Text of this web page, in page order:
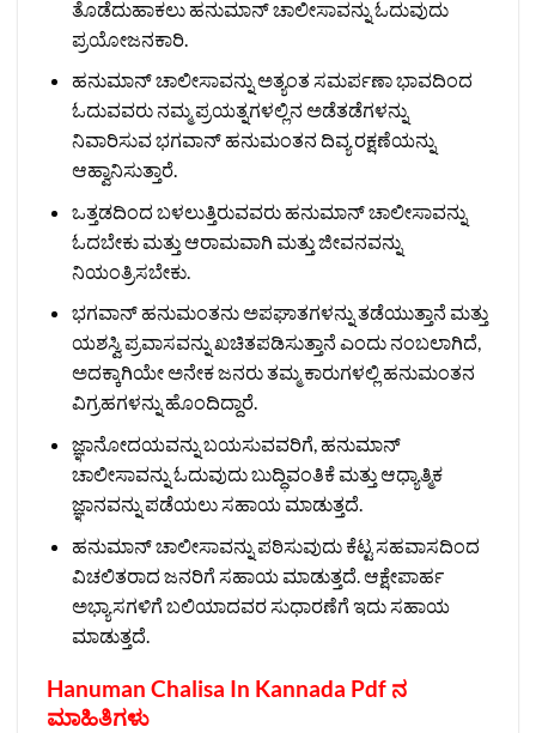
ತೊಡೆದುಹಾಕಲು ಹನುಮಾನ್ ಚಾಲೀಸಾವನ್ನು ಓದುವುದು
ಪ್ರಯೋಜನಕಾರಿ.
ಹನುಮಾನ್ ಚಾಲೀಸಾವನ್ನು ಅತ್ಯಂತ ಸಮರ್ಪಣಾ ಭಾವದಿಂದ
ಓದುವವರು ನಮ್ಮ ಪ್ರಯತ್ನಗಳಲ್ಲಿನ ಅಡೆತಡೆಗಳನ್ನು
ನಿವಾರಿಸುವ ಭಗವಾನ್ ಹನುಮಂತನ ದಿವ್ಯ ರಕ್ಷಣೆಯನ್ನು
ಆಹ್ವಾನಿಸುತ್ತಾರೆ.
ಒತ್ತಡದಿಂದ ಬಳಲುತ್ತಿರುವವರು ಹನುಮಾನ್ ಚಾಲೀಸಾವನ್ನು
ಓದಬೇಕು ಮತ್ತು ಆರಾಮವಾಗಿ ಮತ್ತು ಜೀವನವನ್ನು
ನಿಯಂತ್ರಿಸಬೇಕು.
ಭಗವಾನ್ ಹನುಮಂತನು ಅಪಘಾತಗಳನ್ನು ತಡೆಯುತ್ತಾನೆ ಮತ್ತು
ಯಶಸ್ವಿ ಪ್ರವಾಸವನ್ನು ಖಚಿತಪಡಿಸುತ್ತಾನೆ ಎಂದು ನಂಬಲಾಗಿದೆ,
ಅದಕ್ಕಾಗಿಯೇ ಅನೇಕ ಜನರು ತಮ್ಮ ಕಾರುಗಳಲ್ಲಿ ಹನುಮಂತನ
ವಿಗ್ರಹಗಳನ್ನು ಹೊಂದಿದ್ದಾರೆ.
ಜ್ಞಾನೋದಯವನ್ನು ಬಯಸುವವರಿಗೆ, ಹನುಮಾನ್
ಚಾಲೀಸಾವನ್ನು ಓದುವುದು ಬುದ್ಧಿವಂತಿಕೆ ಮತ್ತು ಆಧ್ಯಾತ್ಮಿಕ
ಜ್ಞಾನವನ್ನು ಪಡೆಯಲು ಸಹಾಯ ಮಾಡುತ್ತದೆ.
ಹನುಮಾನ್ ಚಾಲೀಸಾವನ್ನು ಪಠಿಸುವುದು ಕೆಟ್ಟ ಸಹವಾಸದಿಂದ
ವಿಚಲಿತರಾದ ಜನರಿಗೆ ಸಹಾಯ ಮಾಡುತ್ತದೆ. ಆಕ್ಷೇಪಾರ್ಹ
ಅಭ್ಯಾಸಗಳಿಗೆ ಬಲಿಯಾದವರ ಸುಧಾರಣೆಗೆ ಇದು ಸಹಾಯ
ಮಾಡುತ್ತದೆ.
Hanuman Chalisa In Kannada Pdf ನ
ಮಾಹಿತಿಗಳು